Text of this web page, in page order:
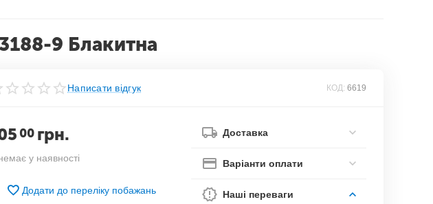
9 Блакитна
Написати відгук КОД: 6619
00 грн.
у наявності
Додати до переліку побажань
Доставка
Варіанти оплати
Наші переваги